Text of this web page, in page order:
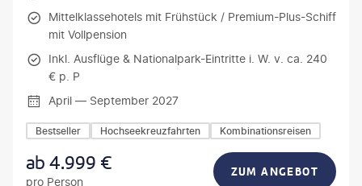
Mittelklassehotels mit Frühstück / Premium-Plus-Schiff
mit Vollpension
Inkl. Ausflüge & Nationalpark-Eintritte i. W. v. ca. 240
€ p. P
April — September 2027
Bestseller Hochseekreuzfahrten Kombinationsreisen
ab4.999 €
pro Person
ZUM ANGEBOT